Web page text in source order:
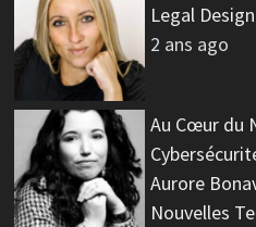
Legal
2 ans ago
Au Cœur du
Aurore
Nouvelles